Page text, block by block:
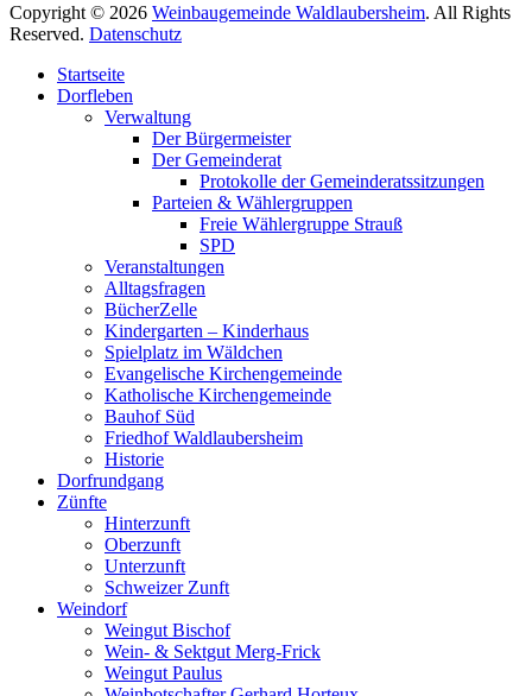
Copyright © 2026 Weinbaugemeinde Waldlaubersheim. All Rights
Reserved. Datenschutz
oben
scrollen
Startseite
Dorfleben
Verwaltung
Der Bürgermeister
Der Gemeinderat
Protokolle der Gemeinderatssitzungen
Parteien & Wählergruppen
Freie Wählergruppe Strauß
SPD
Veranstaltungen
Alltagsfragen
BücherZelle
Kindergarten – Kinderhaus
Spielplatz im Wäldchen
Evangelische Kirchengemeinde
Katholische Kirchengemeinde
Bauhof Süd
Friedhof Waldlaubersheim
Historie
Dorfrundgang
Zünfte
Hinterzunft
Oberzunft
Unterzunft
Schweizer Zunft
Weindorf
Weingut Bischof
Wein- & Sektgut Merg-Frick
Weingut Paulus